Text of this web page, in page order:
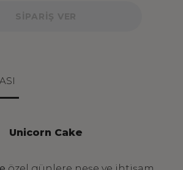
SİPARİŞ VER
Unicorn Cake